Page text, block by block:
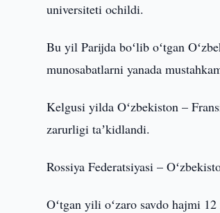
universiteti ochildi.
Bu yil Parijda boʻlib oʻtgan
munosabatlarni yanada
Kelgusi yilda Oʻzbekiston –
zarurligi taʼkidlandi.
Rossiya Federatsiyasi –
Oʻtgan yili oʻzaro savdo hajmi